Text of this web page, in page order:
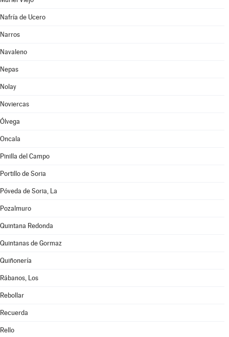
Nafría de Ucero
Narros
Navaleno
Nepas
Nolay
Noviercas
Ólvega
Oncala
Pinilla del Campo
Portillo de Soria
Póveda de Soria, La
Pozalmuro
Quintana Redonda
Quintanas de Gormaz
Quiñonería
Rábanos, Los
Rebollar
Recuerda
Rello